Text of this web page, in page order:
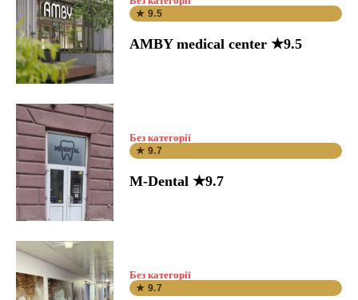
★ 9.5
AMBY medical center ★9.5
Без категорії
★ 9.7
M-Dental ★9.7
Без категорії
★ 9.7